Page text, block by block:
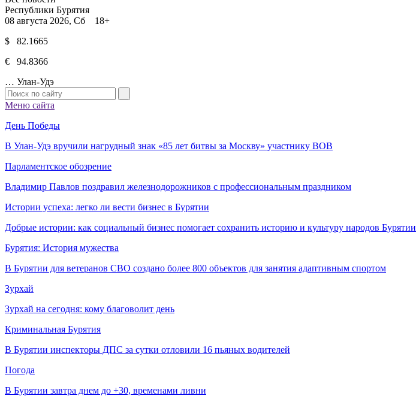
Республики Бурятия
08 августа 2026, Сб 18+
$ 82.1665
€ 94.8366
… Улан-Удэ
Меню сайта
День Победы
В Улан-Удэ вручили нагрудный знак «85 лет битвы за Москву» участнику ВОВ
Парламентское обозрение
Владимир Павлов поздравил железнодорожников с профессиональным праздником
Истории успеха: легко ли вести бизнес в Бурятии
Добрые истории: как социальный бизнес помогает сохранить историю и культуру народов Бурятии
Бурятия: История мужества
В Бурятии для ветеранов СВО создано более 800 объектов для занятия адаптивным спортом
Зурхай
Зурхай на сегодня: кому благоволит день
Криминальная Бурятия
В Бурятии инспекторы ДПС за сутки отловили 16 пьяных водителей
Погода
В Бурятии завтра днем до +30, временами ливни